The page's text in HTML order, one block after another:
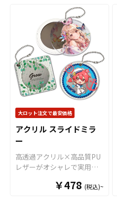
ですので持ち歩きも苦にな
りません。外側にはハイク
オリティPUレザーを使用。
リアルなシボ加工で高級感
ある仕上がりです。また、
内側には柔らかな起毛加工
を施していますので、収納
したグッズを優しく保護し
ます。販売に必要な資材も
取り揃えておりますので、
お客様にはデザインをご入
稿いただくだけでオリジナ
ル商品として販売していた
だくことができます。 短納
期・小ロットでの対応も可
能ですのでご不明点があり
ましたらお気軽にご相談く
大ロット注文で最安価格
アクリル スライドミラ
ー
高透過アクリル×高品質PU
レザーがオシャレで実用
スライドミラー」をお客様
￥478 (税込)~